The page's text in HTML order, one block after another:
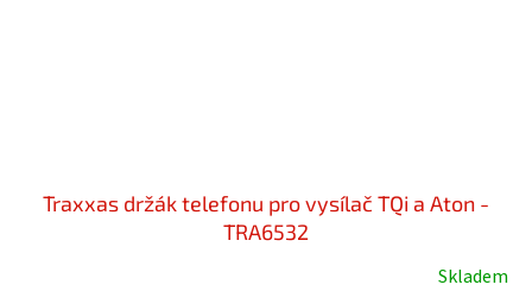
Traxxas držák telefonu pro vysílač TQi a Aton -
TRA6532
Skladem